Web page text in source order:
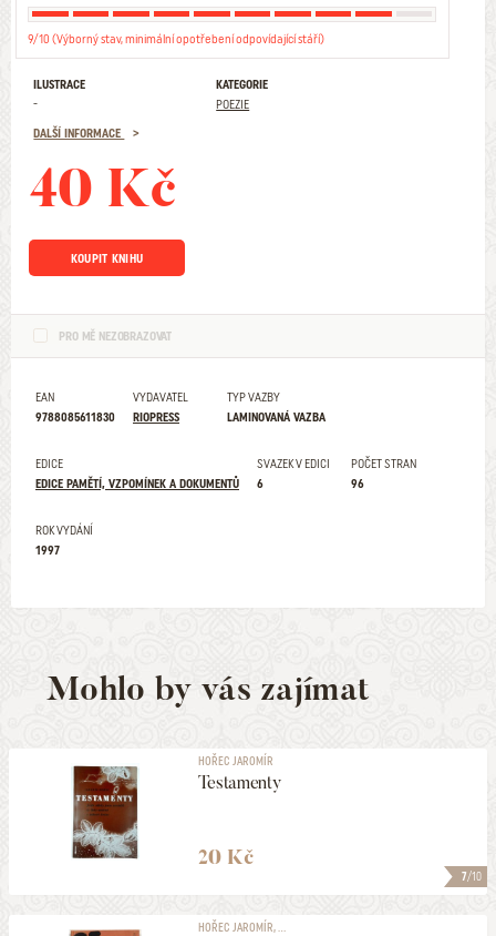
9/10 (Výborný stav, minimální opotřebení odpovídající stáří)
ILUSTRACE
-
KATEGORIE
POEZIE
DALŠÍ INFORMACE
40 Kč
KOUPIT KNIHU
PRO MĚ NEZOBRAZOVAT
EAN
9788085611830
VYDAVATEL
RIOPRESS
TYP VAZBY
LAMINOVANÁ VAZBA
EDICE
EDICE PAMĚTÍ, VZPOMÍNEK A DOKUMENTŮ
SVAZEK V EDICI
6
POČET STRAN
96
ROK VYDÁNÍ
1997
Mohlo by vás zajímat
7/10
HOŘEC JAROMÍR
Testamenty
20 Kč
HOŘEC JAROMÍR, ...